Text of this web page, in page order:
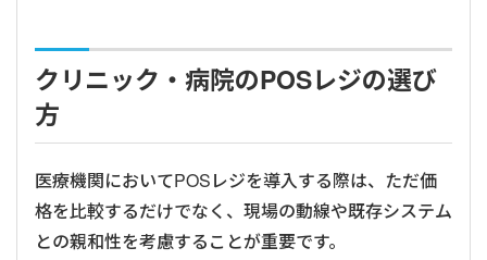
クリニック・病院のPOSレジの選び
方
医療機関においてPOSレジを導入する際は、ただ価
格を比較するだけでなく、現場の動線や既存システム
との親和性を考慮することが重要です。